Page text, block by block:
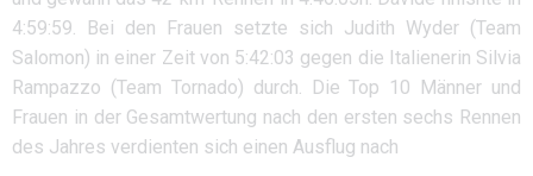
4:59:59. Bei den Frauen setzte sich Judith Wyder (Team
Salomon) in einer Zeit von 5:42:03 gegen die Italienerin Silvia
Rampazzo (Team Tornado) durch. Die Top 10 Männer und
Frauen in der Gesamtwertung nach den ersten sechs Rennen
des Jahres verdienten sich einen Ausflug nach